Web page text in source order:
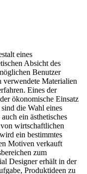
eines
Absicht des
Benutzer
verwendete Materialien
Eines der
ökonomische Einsatz
die Wahl eines
ein ästhetisches
wirtschaftlichen
ein bestimmtes
Motiven verkauft
zum
Designer erhält in der
Produktideen zu